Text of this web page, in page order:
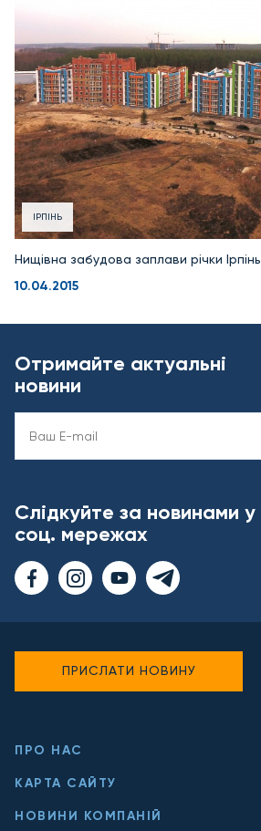
ІРПІНЬ
Нищівна забудова заплави річки Ірпінь
10.04.2015
Отримайте актуальні
новини
Слідкуйте за новинами у
соц. мережах
ПРО НАС
КАРТА САЙТУ
НОВИНИ КОМПАНІЙ
ПРИСЛАТИ НОВИНУ